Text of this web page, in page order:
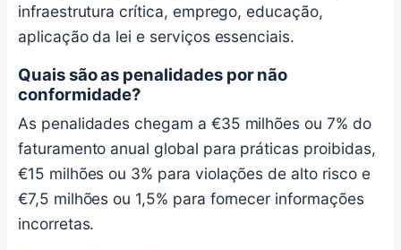
infraestrutura crítica, emprego, educação,
aplicação da lei e serviços essenciais.
Quais são as penalidades por não
conformidade?
As penalidades chegam a €35 milhões ou 7% do
faturamento anual global para práticas proibidas,
€15 milhões ou 3% para violações de alto risco e
€7,5 milhões ou 1,5% para fornecer informações
incorretas.